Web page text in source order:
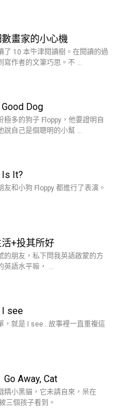
畫家的小心機
了 10 本牛津閱讀樹。在閱讀的過
寫作者的文筆巧思。不 …
Dog
極多的狗子 Floppy，他要證明自
說自己是個聰明的小幫 …
It?
和小狗 Floppy 都進行了表演。
+投其所好
的朋友，私下問我英語啟蒙的方
英語水平嘛， …
I see
，就是 I see…故事裡一直重複這
Away, Cat
精小黑貓，它未請自來，呆在
三個孩子看到。